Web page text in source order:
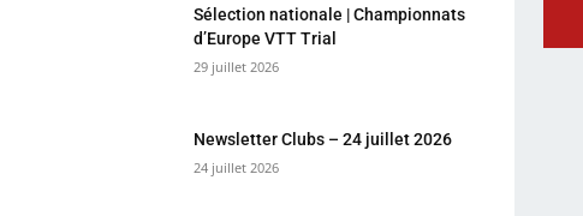
Sélection nationale | Championnats
d’Europe VTT Trial
29 juillet 2026
Newsletter Clubs – 24 juillet 2026
24 juillet 2026